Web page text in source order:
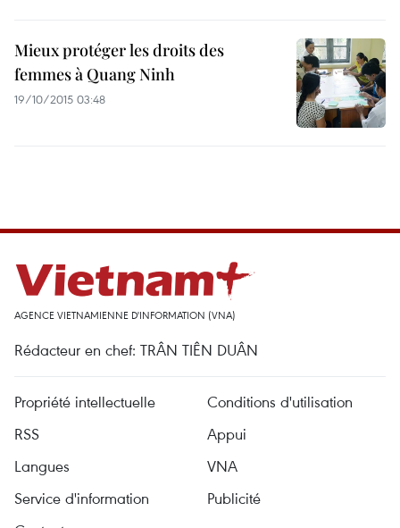
Mieux protéger les droits des
femmes à Quang Ninh
19/10/2015 03:48
AGENCE VIETNAMIENNE D'INFORMATION (VNA)
Rédacteur en chef: TRÂN TIÊN DUÂN
Propriété intellectuelle
Conditions d'utilisation
RSS
Appui
Langues
VNA
Service d'information
Publicité